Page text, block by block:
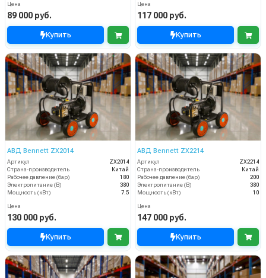
Цена
89 000 руб.
Купить
Цена
117 000 руб.
Купить
АВД Bennett ZX2014
Артикул
ZX2014
Страна-производитель
Китай
Рабочее давление (бар)
180
Электропитание (В)
380
Мощность (кВт)
7.5
Цена
130 000 руб.
Купить
АВД Bennett ZX2214
Артикул
ZX2214
Страна-производитель
Китай
Рабочее давление (бар)
200
Электропитание (В)
380
Мощность (кВт)
10
Цена
147 000 руб.
Купить